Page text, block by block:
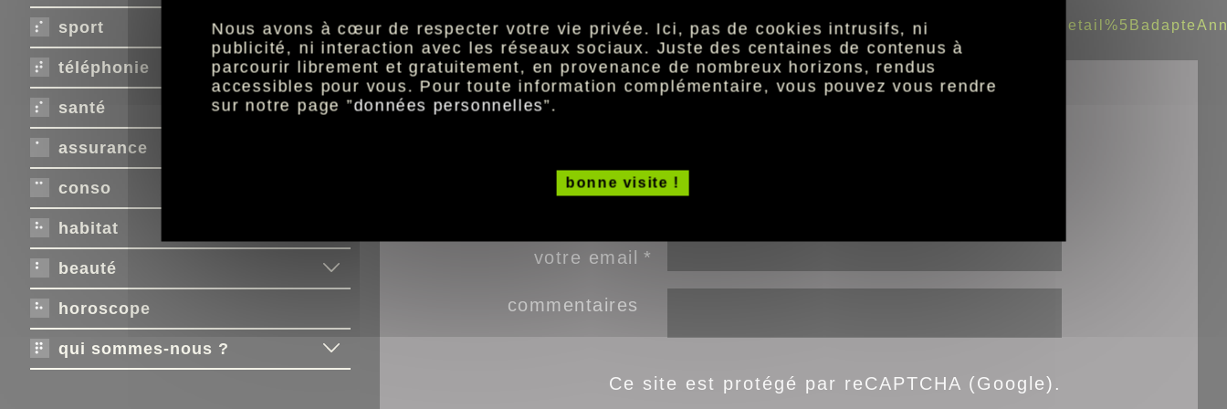
sport
téléphonie
santé
assurance
conso
habitat
beauté
horoscope
qui sommes-nous ?
votre email
commentaires
Ce site est protégé par reCAPTCHA (Google).
Nous avons à cœur de respecter votre vie privée. Ici, pas de cookies intrusifs, ni
publicité, ni interaction avec les réseaux sociaux. Juste des centaines de contenus à
parcourir librement et gratuitement, en provenance de nombreux horizons, rendus
accessibles pour vous. Pour toute information complémentaire, vous pouvez vous rendre
sur notre page ”données personnelles”.
bonne visite !